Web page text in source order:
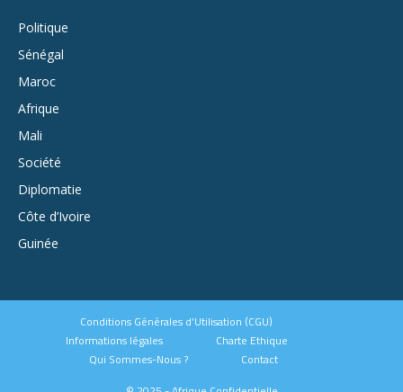
Politique
Sénégal
Maroc
Afrique
Mali
Société
Diplomatie
Côte d’Ivoire
Guinée
Conditions Générales d’Utilisation (CGU)
Informations légales
Charte Ethique
Qui Sommes-Nous ?
Contact